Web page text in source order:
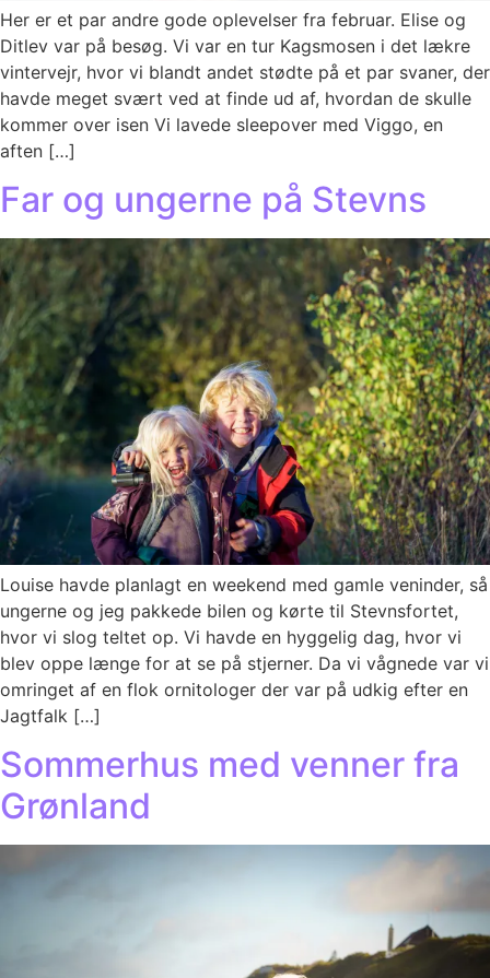
Her er et par andre gode oplevelser fra februar. Elise og
Ditlev var på besøg. Vi var en tur Kagsmosen i det lækre
vintervejr, hvor vi blandt andet stødte på et par svaner, der
havde meget svært ved at finde ud af, hvordan de skulle
kommer over isen Vi lavede sleepover med Viggo, en
aften […]
Far og ungerne på Stevns
Louise havde planlagt en weekend med gamle veninder, så
ungerne og jeg pakkede bilen og kørte til Stevnsfortet,
hvor vi slog teltet op. Vi havde en hyggelig dag, hvor vi
blev oppe længe for at se på stjerner. Da vi vågnede var vi
omringet af en flok ornitologer der var på udkig efter en
Jagtfalk […]
Sommerhus med venner fra
Grønland